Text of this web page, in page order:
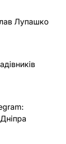
Лупашко